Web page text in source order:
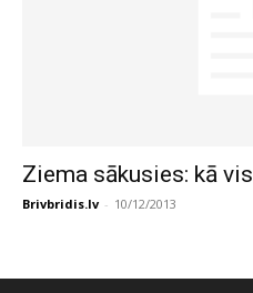
Ziema sākusies: kā
Brivbridis.lv - 10/12/2013